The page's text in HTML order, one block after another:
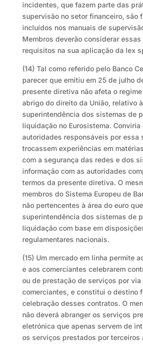
incidentes, que fazem parte das
supervisão no setor financeiro, são
incluídos nos manuais de
Membros deverão considerar
requisitos na sua aplicação da lex
(14) Tal como referido pelo Banco
parecer que emitiu em 25 de julho
presente diretiva não afeta o
abrigo do direito da União, relativo à
superintendência dos sistemas de
liquidação no Eurosistema. Conviria
autoridades responsáveis por essa
trocassem experiências em
com a segurança das redes e dos
informação com as autoridades
termos da presente diretiva. O
membros do Sistema Europeu de
não pertencentes à área do euro
superintendência dos sistemas de
liquidação com base em
regulamentares nacionais.
(15) Um mercado em linha permite
e aos comerciantes celebrarem
ou de prestação de serviços por
comerciantes, e constitui o destino
celebração desses contratos. O
não deverá abranger os serviços
eletrónica que apenas servem de
os serviços prestados por terceiros